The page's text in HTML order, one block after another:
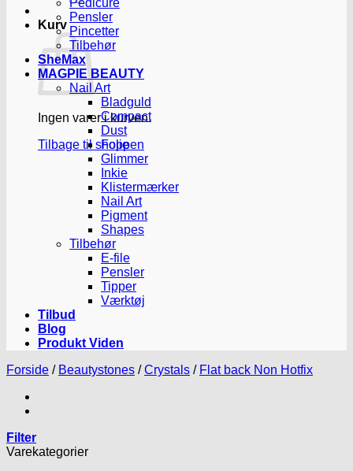
Kurv
Ingen varer i kurven.
Tilbage til shoppen
Pedicure
Pensler
Pincetter
Tilbehør
SheMax
MAGPIE BEAUTY
Nail Art
Bladguld
Compact
Dust
Folie
Glimmer
Inkie
Klistermærker
Nail Art
Pigment
Shapes
Tilbehør
E-file
Pensler
Tipper
Værktøj
Tilbud
Blog
Produkt Viden
Forside / Beautystones / Crystals / Flat back Non Hotfix
Filter
Varekategorier